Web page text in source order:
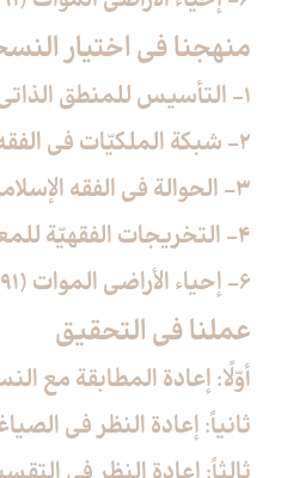
منهجنا في اختيار
1- التأسيس للمنطق الذاتي (1384 ه)
2- شبكة الملكيّات في الفقه الإسلامي (1387 ه)
3- الحوالة في الفقه الإسلامي (1390 ه)
4- التخريجات الفقهيّة للمعاملات البنكيّة (1389 ه)
6- إحياء الأراضي الموات (1391 ه)
عملنا في التحقيق
أوّلًا: إعادة المطابقة مع
ثانياً: إعادة النظر في